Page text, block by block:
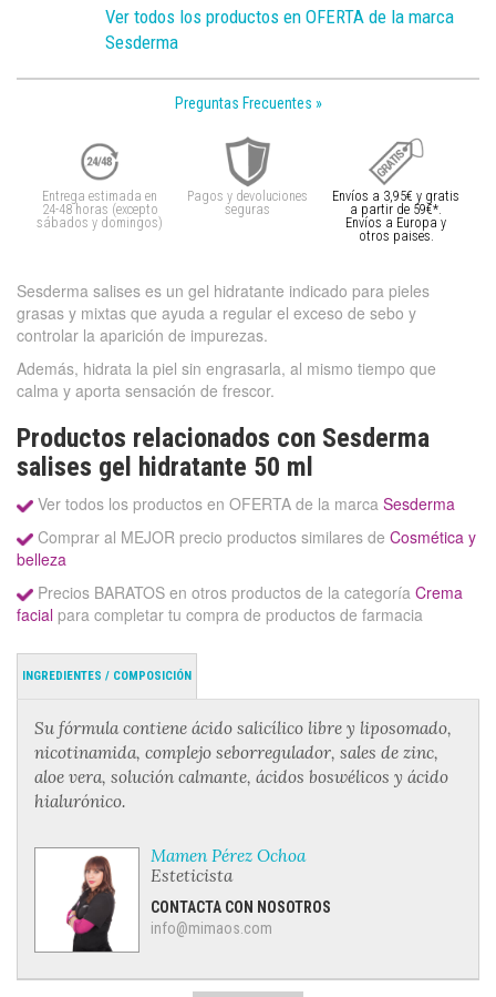
Ver todos los productos en OFERTA de la marca
Sesderma
Preguntas Frecuentes »
Entrega estimada en
24-48 horas (excepto
sábados y domingos)
Pagos y devoluciones
seguras
Envíos a 3,95€ y gratis
a partir de 59€*.
Envíos a Europa y
otros paises.
Sesderma salises es un gel hidratante indicado para pieles
grasas y mixtas que ayuda a regular el exceso de sebo y
controlar la aparición de impurezas.
Además, hidrata la piel sin engrasarla, al mismo tiempo que
calma y aporta sensación de frescor.
Productos relacionados con Sesderma
salises gel hidratante 50 ml
Ver todos los productos en OFERTA de la marca Sesderma
Comprar al MEJOR precio productos similares de Cosmética y
belleza
Precios BARATOS en otros productos de la categoría Crema
facial para completar tu compra de productos de farmacia
INGREDIENTES / COMPOSICIÓN
Su fórmula contiene ácido salicílico libre y liposomado,
nicotinamida, complejo seborregulador, sales de zinc,
aloe vera, solución calmante, ácidos boswélicos y ácido
hialurónico.
Mamen Pérez Ochoa
Esteticista
CONTACTA CON NOSOTROS
info@mimaos.com